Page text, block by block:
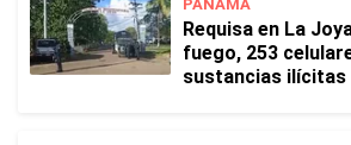
PANAMÁ
Requisa en La
fuego, 253
sustancias ilícitas